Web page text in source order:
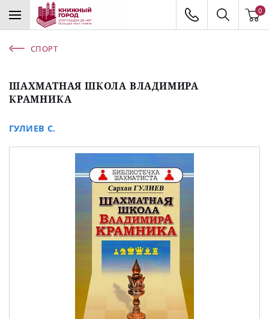
0
СПОРТ
ШАХМАТНАЯ ШКОЛА ВЛАДИМИРА
КРАМНИКА
ГУЛИЕВ С.